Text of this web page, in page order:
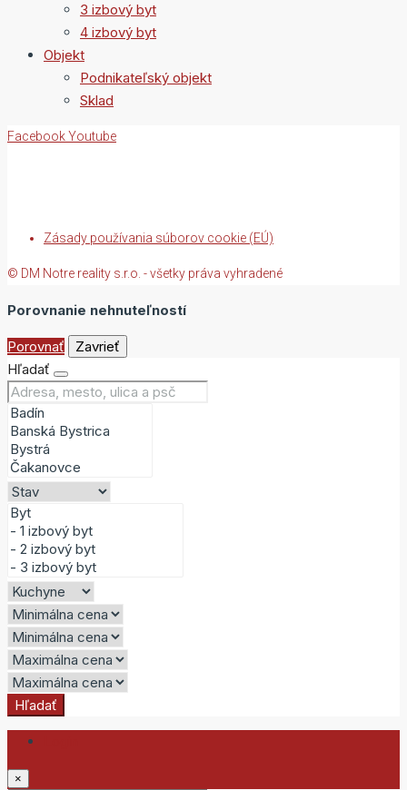
3 izbový byt
4 izbový byt
Objekt
Podnikateľský objekt
Sklad
FacebookYoutube
Zásady používania súborov cookie (EÚ)
© DM Notre reality s.r.o. - všetky práva vyhradené
Porovnanie nehnuteľností
Porovnať
Zavrieť
Hľadať
Hľadať
×